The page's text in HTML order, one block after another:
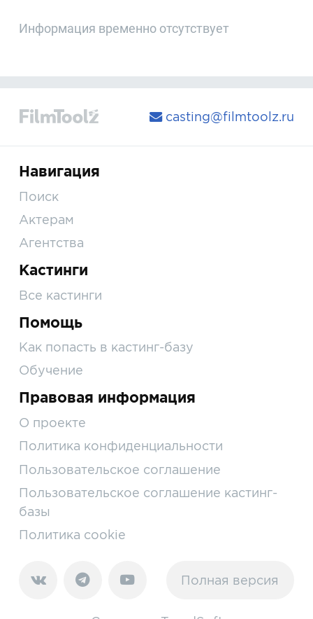
Информация временно отсутствует
casting@filmtoolz.ru
Навигация
Поиск
Актерам
Агентства
Кастинги
Все кастинги
Помощь
Как попасть в кастинг-базу
Обучение
Правовая информация
О проекте
Политика конфиденциальности
Пользовательское соглашение
Пользовательское соглашение кастинг-
базы
Политика cookie
Полная версия